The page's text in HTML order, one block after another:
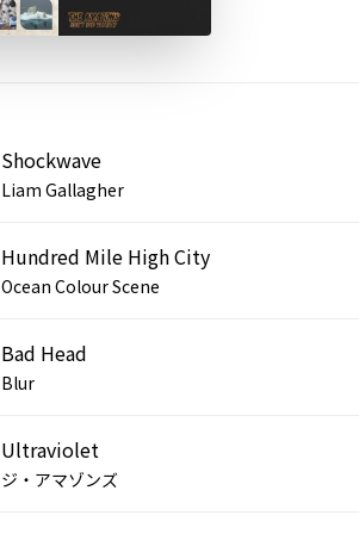
Shockwave
Liam Gallagher
Hundred Mile High City
Ocean Colour Scene
Bad Head
Blur
Ultraviolet
ジ・アマゾンズ